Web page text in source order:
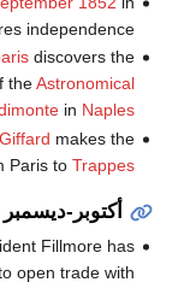
independence.
discovers the
theAstronomical
in Naples
makes the
Paris to Trappes
أكتوبر-ديسمبر
Fillmore has
open trade with